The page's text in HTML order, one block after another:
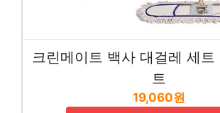
크린메이트 백사 대걸레 세트
트
19,060원